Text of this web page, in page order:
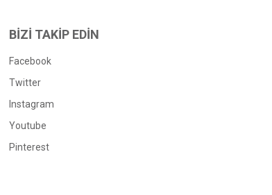
BİZİ TAKİP EDİN
Facebook
Twitter
Instagram
Youtube
Pinterest